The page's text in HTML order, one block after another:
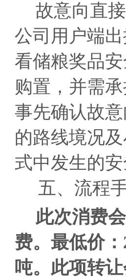
故意向直
公司用户端
看储粮奖品
购置，并需
事先确认故
的路线境况
式中发生的
五、流程
此次消费
费。最低价
吨。 此项转